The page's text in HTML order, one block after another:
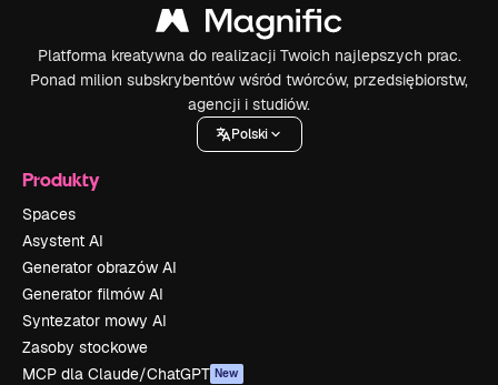
Platforma kreatywna do realizacji Twoich najlepszych prac.
Ponad milion subskrybentów wśród twórców, przedsiębiorstw,
agencji i studiów.
Polski
Produkty
Spaces
Asystent AI
Generator obrazów AI
Generator filmów AI
Syntezator mowy AI
Zasoby stockowe
MCP dla Claude/ChatGPT New